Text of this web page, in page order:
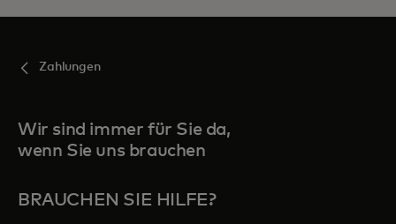
Zahlungen
Wir sind immer für Sie da,
wenn Sie uns brauchen
BRAUCHEN SIE HILFE?